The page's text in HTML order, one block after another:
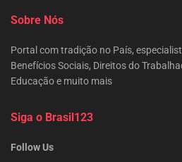
Sobre Nós
Portal com tradição no País,
Benefícios Sociais, Direitos do
Educação e muito mais
Siga o Brasil123
Follow Us